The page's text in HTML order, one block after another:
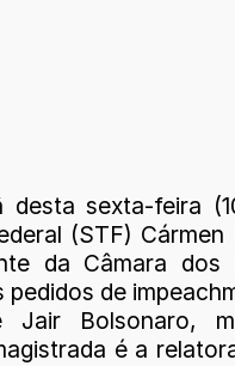
desta sexta-feira
(STF)
da Câmara dos
pedidos de
Jair Bolsonaro,
é a